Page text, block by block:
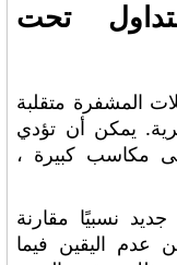
تحت
المشفرة متقلبة
يمكن أن تؤدي
مكاسب كبيرة ،
- نظرًا لأن DOT جديد نسبيًا مقارنة
اليقين فيما